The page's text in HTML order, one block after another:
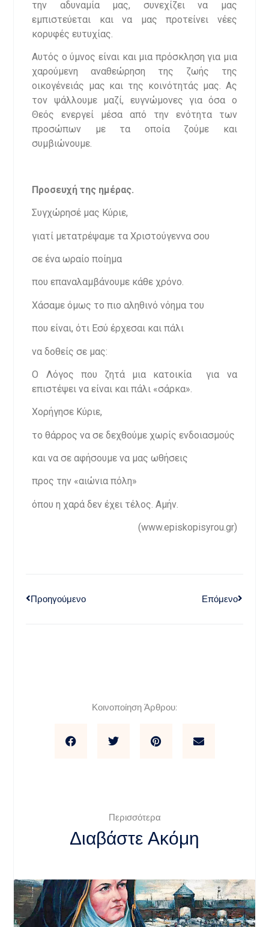
την αδυναμία μας, συνεχίζει να μας
εμπιστεύεται και να μας προτείνει νέες
κορυφές ευτυχίας.
Αυτός ο ύμνος είναι και μια πρόσκληση για μια
χαρούμενη αναθεώρηση της ζωής της
οικογένειάς μας και της κοινότητάς μας. Ας
τον ψάλλουμε μαζί, ευγνώμονες για όσα ο
Θεός ενεργεί μέσα από την ενότητα των
προσώπων με τα οποία ζούμε και
συμβιώνουμε.
Προσευχή της ημέρας.
Συγχώρησέ μας Κύριε,
γιατί μετατρέψαμε τα Χριστούγεννα σου
σε ένα ωραίο ποίημα
που επαναλαμβάνουμε κάθε χρόνο.
Χάσαμε όμως το πιο αληθινό νόημα του
που είναι, ότι Εσύ έρχεσαι και πάλι
να δοθείς σε μας:
Ο Λόγος που ζητά μια κατοικία για να
επιστέψει να είναι και πάλι «σάρκα».
Χορήγησε Κύριε,
το θάρρος να σε δεχθούμε χωρίς ενδοιασμούς
και να σε αφήσουμε να μας ωθήσεις
προς την «αιώνια πόλη»
όπου η χαρά δεν έχει τέλος. Αμήν.
(www.episkopisyrou.gr)
Προηγούμενο Επόμενο
Κοινοποίηση Άρθρου:
Περισσότερα
Διαβάστε Ακόμη